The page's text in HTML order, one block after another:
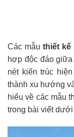
Các mẫuthiết kế
hợp độc đáo
nét kiến trúc
thành xu hướng
hiểu về các mẫu
trong bài viết dưới